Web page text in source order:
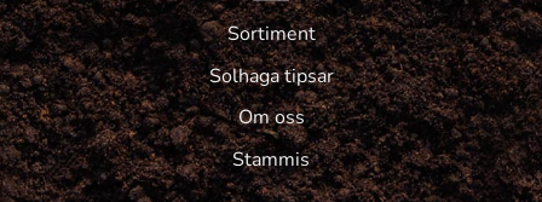
Sortiment
Solhaga tipsar
Om oss
Stammis